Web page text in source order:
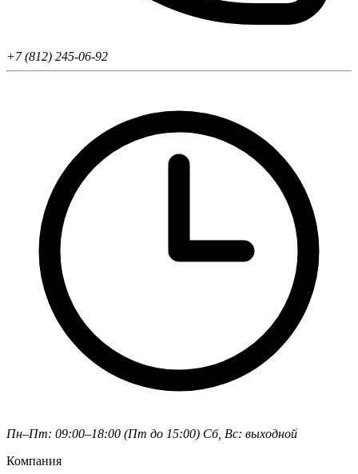
+7 (812) 245-06-92
Пн–Пт: 09:00–18:00 (Пт до 15:00) Сб, Вс: выходной
Компания